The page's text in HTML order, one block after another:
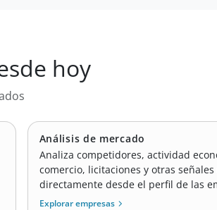
hoy
Análisis de mercado
Analiza competidores, actividad
comercio, licitaciones y otras
directamente desde el perfil de las
Explorar empresas